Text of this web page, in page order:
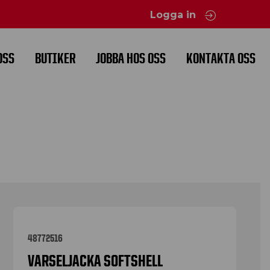
Logga in
BUTIKER JOBBA HOS OSS KONTAKTA OSS
48772516
VARSELJACKA SOFTSHELL